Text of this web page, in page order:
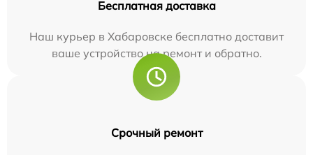
Бесплатная доставка
Наш курьер в Хабаровске бесплатно доставит
ваше устройство на ремонт и обратно.
Срочный ремонт